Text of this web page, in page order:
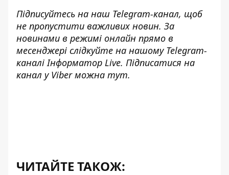
Підписуйтесь на наш Telegram-канал, щоб
не пропустити важливих новин. За
новинами в режимі онлайн прямо в
месенджері слідкуйте на нашому Telegram-
каналіІнформатор Live. Підписатися на
канал у Viber можна тут.
ЧИТАЙТЕ ТАКОЖ: